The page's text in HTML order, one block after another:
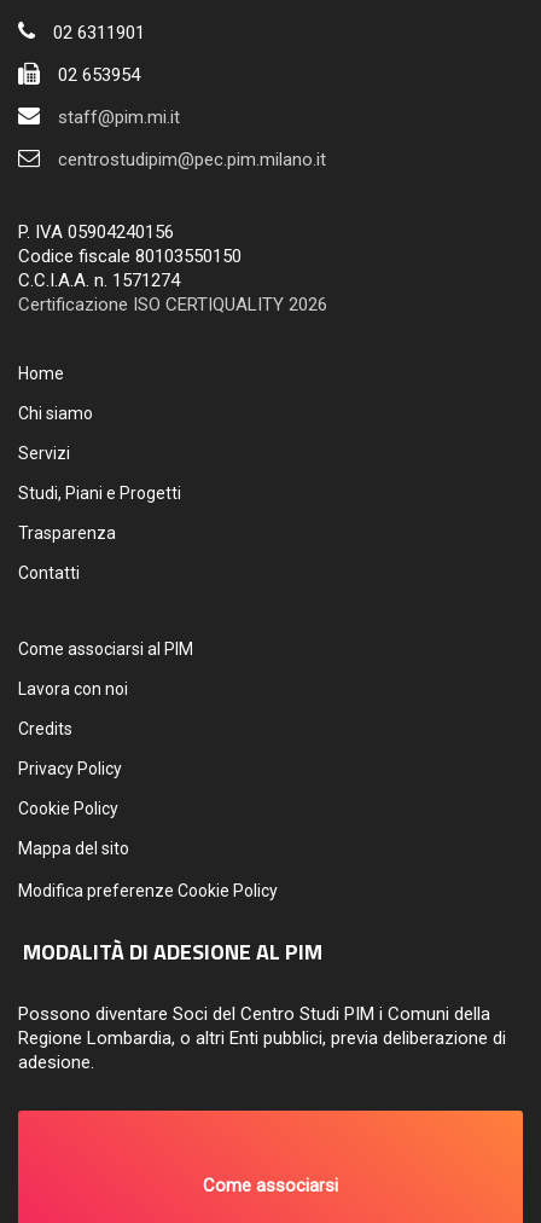
02 6311901
02 653954
staff@pim.mi.it
centrostudipim@pec.pim.milano.it
P. IVA 05904240156
Codice fiscale 80103550150
C.C.I.A.A. n. 1571274
Certificazione ISO CERTIQUALITY 2026
Home
Chi siamo
Servizi
Studi, Piani e Progetti
Trasparenza
Contatti
Come associarsi al PIM
Lavora con noi
Credits
Privacy Policy
Cookie Policy
Mappa del sito
Modifica preferenze Cookie Policy
MODALITÀ DI ADESIONE AL PIM
Possono diventare Soci del Centro Studi PIM i Comuni della
Regione Lombardia, o altri Enti pubblici, previa deliberazione di
adesione.
Come associarsi